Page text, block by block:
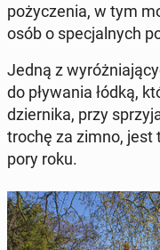
po­ży­cze­nia, w tym
osób o spe­cjal­nych
Jedną z
do pły­wa­nia łódką,
dzier­ni­ka, przy
trochę za zimno, jest
pory roku.